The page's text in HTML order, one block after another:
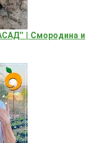
| Смородина и